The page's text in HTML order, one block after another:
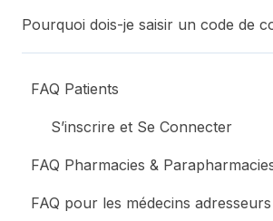
Pourquoi dois-je saisir un code de
FAQ Patients
S’inscrire et Se Connecter
FAQ Pharmacies &
Informations générales
FAQ pour les médecins adresseurs